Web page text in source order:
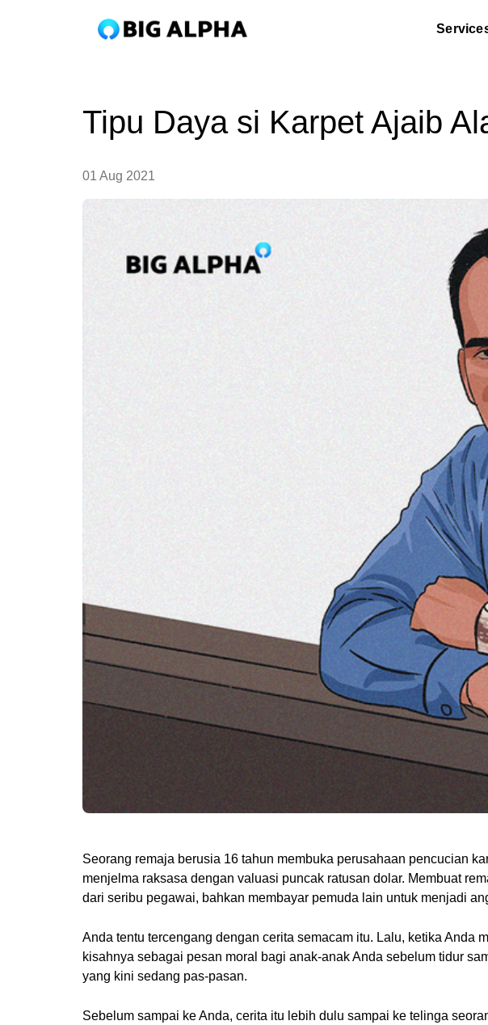
Tipu Daya si Karpet Ajaib
01 Aug 2021
Seorang remaja berusia 16 tahun membuka perusahaan pencucian
menjelma raksasa dengan valuasi puncak ratusan dolar. Membuat
dari seribu pegawai, bahkan membayar pemuda lain untuk menjadi
Anda tentu tercengang dengan cerita semacam itu. Lalu, ketika Anda
kisahnya sebagai pesan moral bagi anak-anak Anda sebelum tidur
yang kini sedang pas-pasan.
Sebelum sampai ke Anda, cerita itu lebih dulu sampai ke telinga